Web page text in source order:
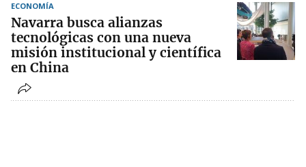
ECONOMÍA
Navarra busca alianzas
tecnológicas con una nueva
misión institucional y científica
en China